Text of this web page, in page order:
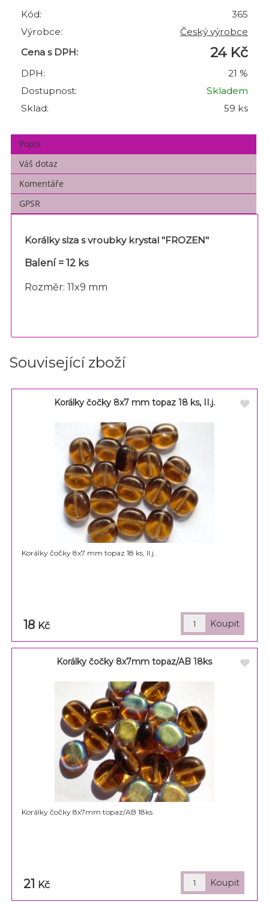
Kód:
365
Výrobce:
Český výrobce
Cena s DPH:
24 Kč
DPH:
21 %
Dostupnost:
Skladem
Sklad:
59 ks
Popis
Váš dotaz
Komentáře
GPSR
Korálky slza s vroubky krystal "FROZEN"
Balení = 12 ks
Rozměr: 11x9 mm
Související zboží
Korálky čočky 8x7 mm topaz 18 ks, II.j.
Korálky čočky 8x7 mm topaz 18 ks, II.j.
18 Kč
Korálky čočky 8x7mm topaz/AB 18ks
Korálky čočky 8x7mm topaz/AB 18ks
21 Kč